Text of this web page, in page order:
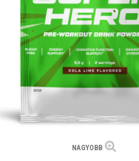
NAGYOBB